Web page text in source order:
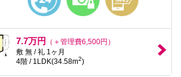
7.7万円
（＋管理費6,500円）
敷 無 / 礼 1ヶ月
4階 / 1LDK(34.58m2)